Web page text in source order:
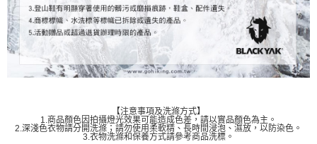
【注意事項及洗滌方式】
1.商品顏色因拍攝燈光效果可能造成色差，請以實品顏色為主。
2.深淺色衣物請分開洗滌；請勿使用柔軟精、長時間浸泡、濕放，以防染色。
3.衣物洗滌和保養方式請參考商品洗標。